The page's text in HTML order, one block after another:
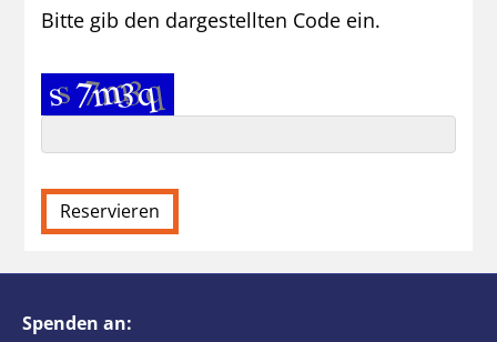
Bitte gib den dargestellten Code ein.
Spenden an: